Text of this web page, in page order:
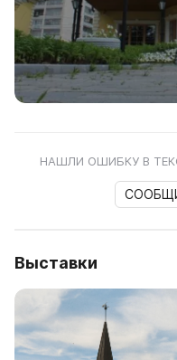
НАШЛИ ОШИБКУ В
Выставки